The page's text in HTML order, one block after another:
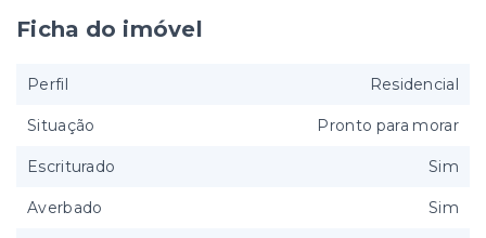
Ficha do imóvel
Perfil Residencial
Situação Pronto para morar
Escriturado Sim
Averbado Sim